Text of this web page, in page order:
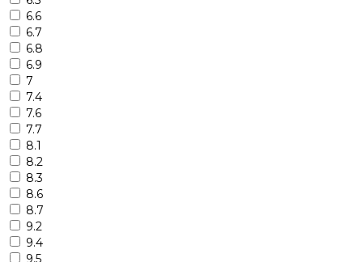
6.6
6.7
6.8
6.9
7
7.4
7.6
7.7
8.1
8.2
8.3
8.6
8.7
9.2
9.4
9.5